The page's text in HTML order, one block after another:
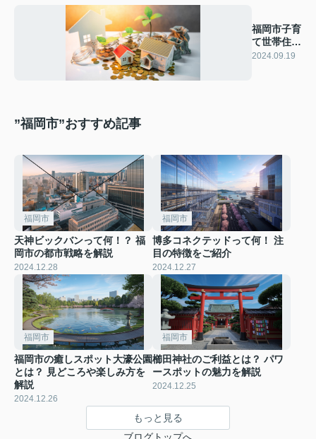
福岡市子育
て世帯住替
え助成事業
2024.09.19
”福岡市”おすすめ記事
福岡市
天神ビックバンって何！？ 福
岡市の都市戦略を解説
2024.12.28
福岡市
博多コネクテッドって何！ 注
目の特徴をご紹介
2024.12.27
福岡市
福岡市の癒しスポット大濠公園
とは？ 見どころや楽しみ方を
解説
2024.12.26
福岡市
櫛田神社のご利益とは？ パワ
ースポットの魅力を解説
2024.12.25
もっと見る